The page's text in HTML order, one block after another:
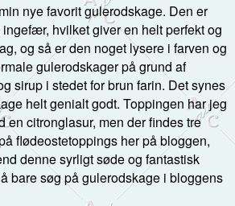
nye favorit gulerodskage. Den er
hvilket giver en helt perfekt og
og så er den noget lysere i farven og
gulerodskager på grund af
sirup i stedet for brun farin. Det synes
helt genialt godt. Toppingen har jeg
en citronglasur, men der findes tre
flødeostetoppings her på bloggen,
denne syrligt søde og fantastisk
bare søg på gulerodskage i bloggens